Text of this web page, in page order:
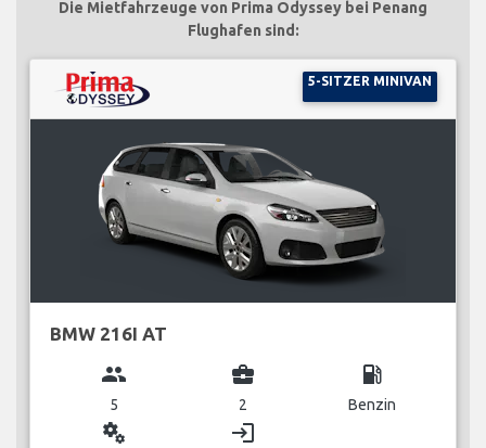
Die Mietfahrzeuge von Prima Odyssey bei Penang
Flughafen sind:
5-SITZER MINIVAN
BMW 216I AT
group
5
business_center
2
local_gas_station
Benzin
miscellaneous_services login